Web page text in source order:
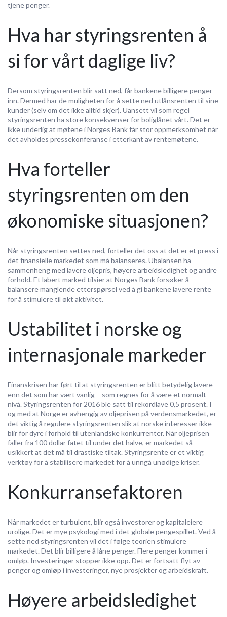
tjene penger.
Hva har styringsrenten å
si for vårt daglige liv?
Dersom styringsrenten blir satt ned, får bankene billigere penger
inn. Dermed har de muligheten for å sette ned utlånsrenten til sine
kunder (selv om det ikke alltid skjer). Uansett vil som regel
styringsrenten ha store konsekvenser for boliglånet vårt. Det er
ikke underlig at møtene i Norges Bank får stor oppmerksomhet når
det avholdes pressekonferanse i etterkant av rentemøtene.
Hva forteller
styringsrenten om den
økonomiske situasjonen?
Når styringsrenten settes ned, forteller det oss at det er et press i
det finansielle markedet som må balanseres. Ubalansen ha
sammenheng med lavere oljepris, høyere arbeidsledighet og andre
forhold. Et labert marked tilsier at Norges Bank forsøker å
balansere manglende etterspørsel ved å gi bankene lavere rente
for å stimulere til økt aktivitet.
Ustabilitet i norske og
internasjonale markeder
Finanskrisen har ført til at styringsrenten er blitt betydelig lavere
enn det som har vært vanlig – som regnes for å være et normalt
nivå. Styringsrenten for 2016 ble satt til rekordlave 0,5 prosent. I
og med at Norge er avhengig av oljeprisen på verdensmarkedet, er
det viktig å regulere styringsrenten slik at norske interesser ikke
blir for dyre i forhold til utenlandske konkurrenter. Når oljeprisen
faller fra 100 dollar fatet til under det halve, er markedet så
usikkert at det må til drastiske tiltak. Styringsrente er et viktig
verktøy for å stabilisere markedet for å unngå unødige kriser.
Konkurransefaktoren
Når markedet er turbulent, blir også investorer og kapitaleiere
urolige. Det er mye psykologi med i det globale pengespillet. Ved å
sette ned styringsrenten vil det i følge teorien stimulere
markedet. Det blir billigere å låne penger. Flere penger kommer i
omløp. Investeringer stopper ikke opp. Det er fortsatt flyt av
penger og omløp i investeringer, nye prosjekter og arbeidskraft.
Høyere arbeidsledighet